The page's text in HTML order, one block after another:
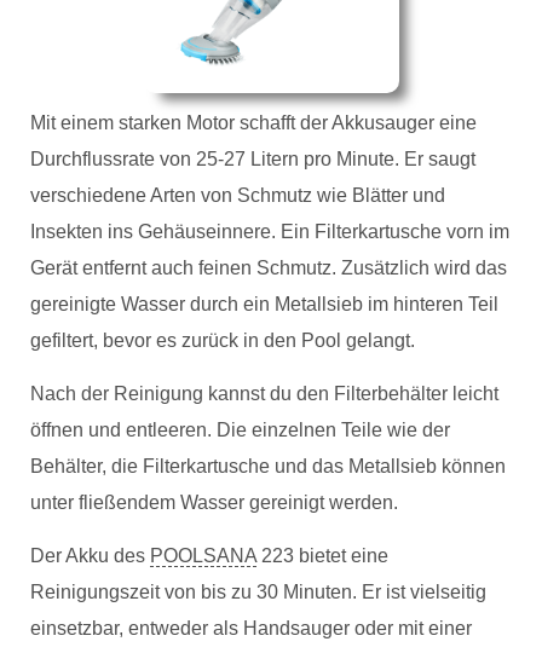
Mit einem starken Motor schafft der Akkusauger eine
Durchflussrate von 25-27 Litern pro Minute. Er saugt
verschiedene Arten von Schmutz wie Blätter und
Insekten ins Gehäuseinnere. Ein Filterkartusche vorn im
Gerät entfernt auch feinen Schmutz. Zusätzlich wird das
gereinigte Wasser durch ein Metallsieb im hinteren Teil
gefiltert, bevor es zurück in den Pool gelangt.
Nach der Reinigung kannst du den Filterbehälter leicht
öffnen und entleeren. Die einzelnen Teile wie der
Behälter, die Filterkartusche und das Metallsieb können
unter fließendem Wasser gereinigt werden.
Der Akku des POOLSANA223 bietet eine
Reinigungszeit von bis zu 30 Minuten. Er ist vielseitig
einsetzbar, entweder als Handsauger oder mit einer